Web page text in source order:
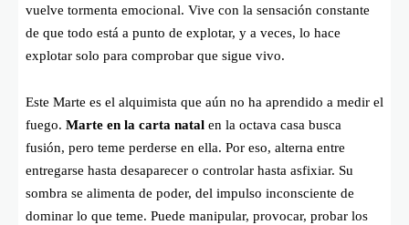
vuelve tormenta emocional. Vive con la sensación constante
de que todo está a punto de explotar, y a veces, lo hace
explotar solo para comprobar que sigue vivo.
Este Marte es el alquimista que aún no ha aprendido a medir el
fuego. Marte en la carta natal en la octava casa busca
fusión, pero teme perderse en ella. Por eso, alterna entre
entregarse hasta desaparecer o controlar hasta asfixiar. Su
sombra se alimenta de poder, del impulso inconsciente de
dominar lo que teme. Puede manipular, provocar, probar los